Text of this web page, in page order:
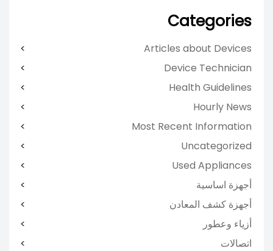
Categories
Articles about Devices
Device Technician
Health Guidelines
Hourly News
Most Recent Information
Uncategorized
Used Appliances
أجهزة اساسية
أجهزة كشف المعادن
أزياء وعطور
اتصالات